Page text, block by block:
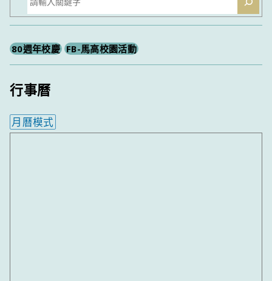
尋
80週年校慶 FB-馬高校園活動
行事曆
月曆模式